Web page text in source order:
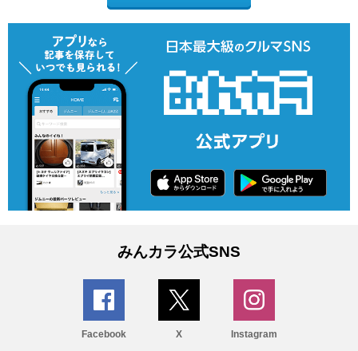
みんカラ公式SNS
Facebook X Instagram